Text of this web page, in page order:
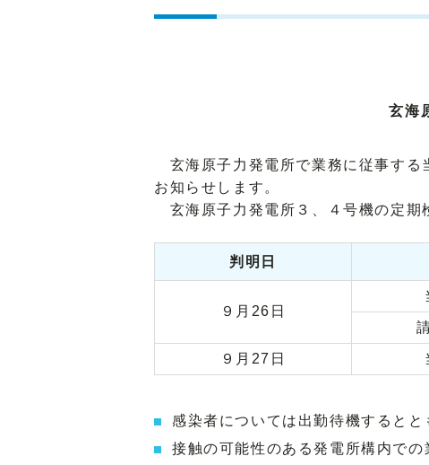
玄海
玄海原子力発電所で業務に従事する
お知らせします。
玄海原子力発電所３、４号機の定期
判明日
９月26日
９月27日
感染者については出勤待機するとと
接触の可能性のある発電所構内で